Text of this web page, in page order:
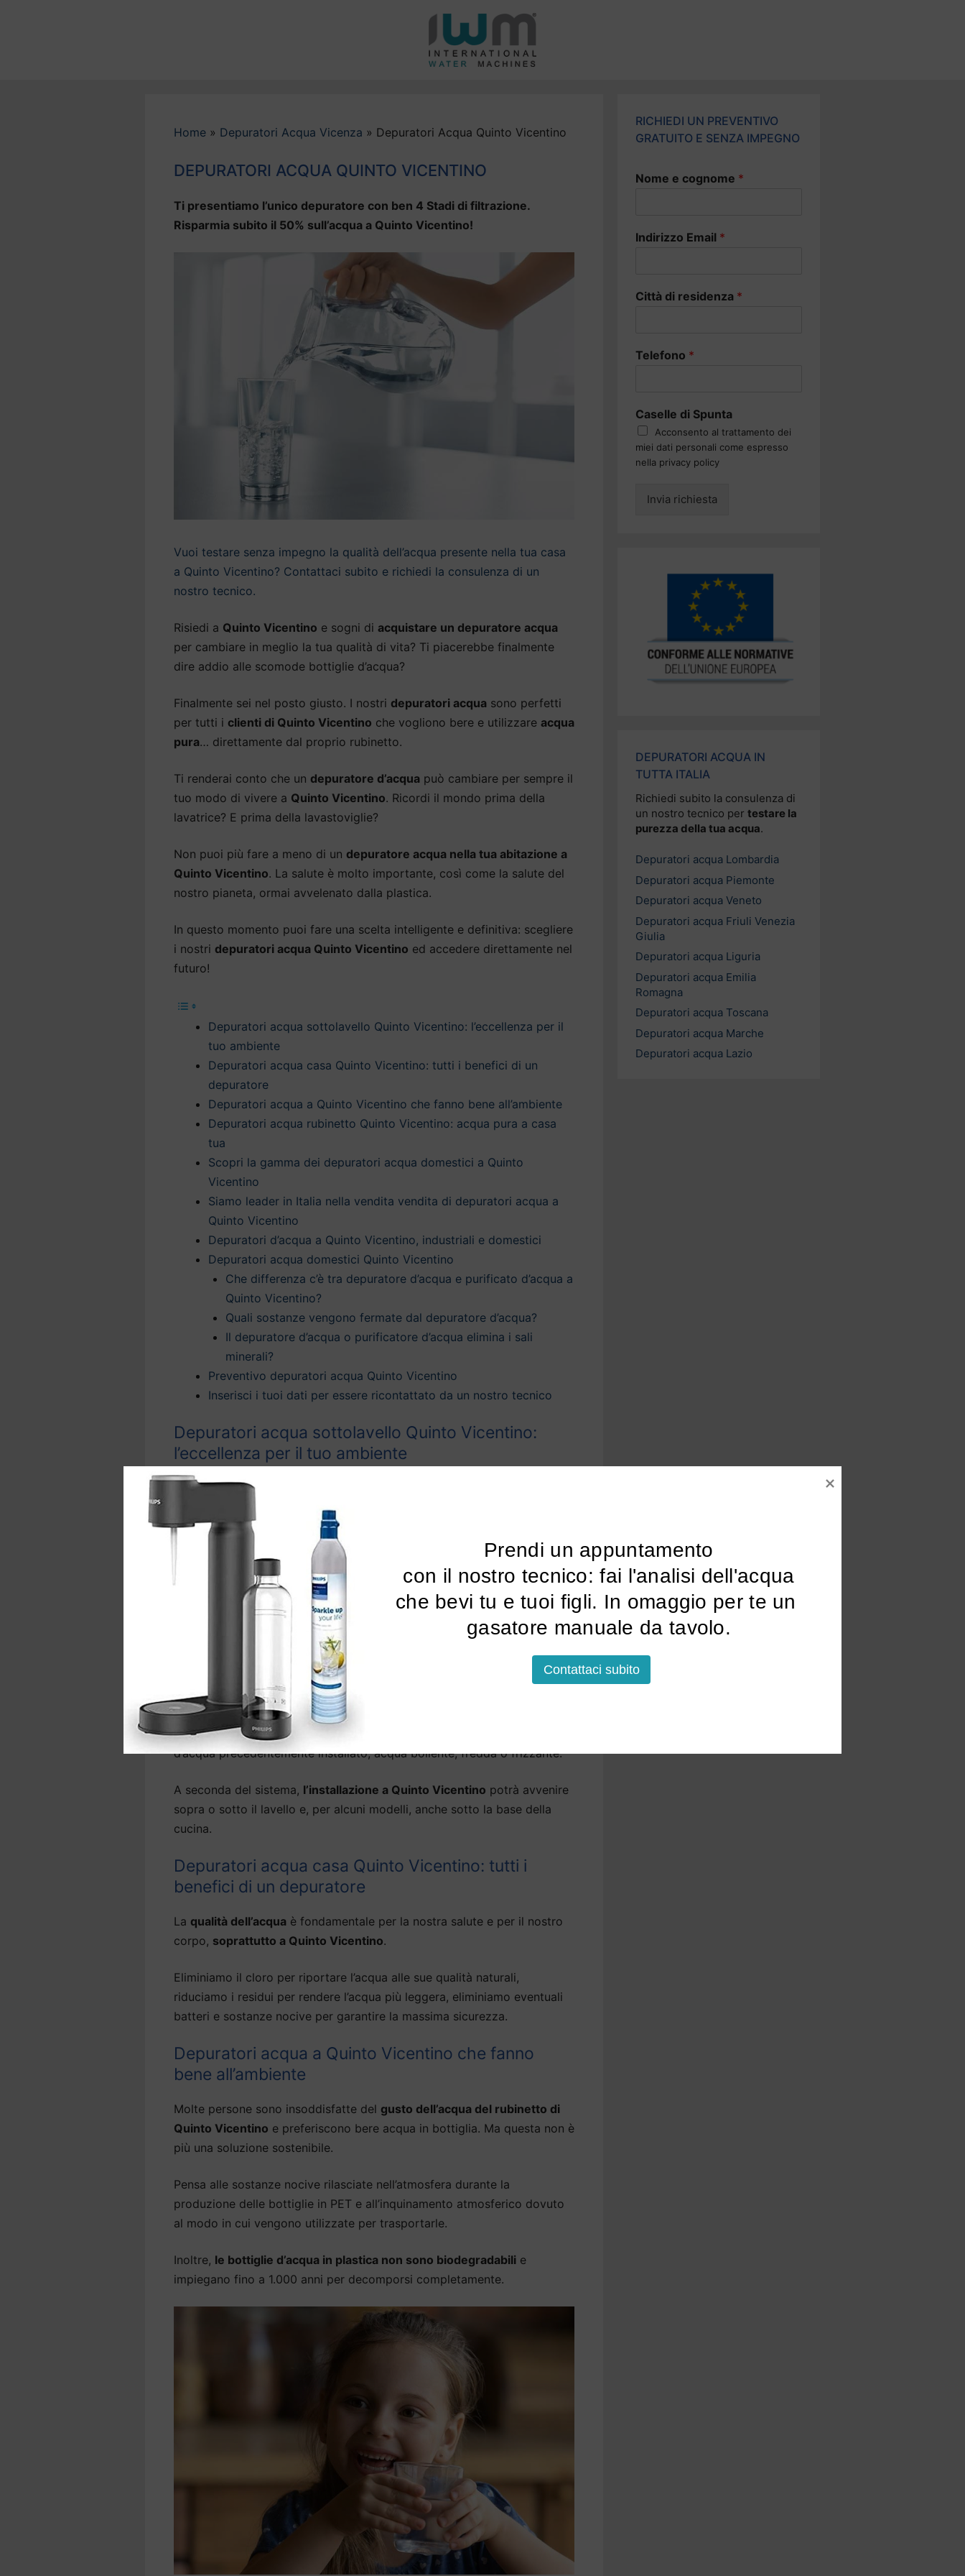
Home » Depuratori Acqua Vicenza » Depuratori Acqua Quinto Vicentino
DEPURATORI ACQUA QUINTO VICENTINO
Ti presentiamo l’unico depuratore con ben 4 Stadi di filtrazione.
Risparmia subito il 50% sull’acqua a Quinto Vicentino!
Vuoi testare senza impegno la qualità dell’acqua presente nella tua casa
a Quinto Vicentino? Contattaci subito e richiedi la consulenza di un
nostro tecnico.
Risiedi a Quinto Vicentino e sogni di acquistare un depuratore acqua
per cambiare in meglio la tua qualità di vita? Ti piacerebbe finalmente
dire addio alle scomode bottiglie d’acqua?
Finalmente sei nel posto giusto. I nostri depuratori acqua sono perfetti
per tutti i clienti di Quinto Vicentino che vogliono bere e utilizzare acqua
pura… direttamente dal proprio rubinetto.
Ti renderai conto che un depuratore d’acqua può cambiare per sempre il
tuo modo di vivere a Quinto Vicentino. Ricordi il mondo prima della
lavatrice? E prima della lavastoviglie?
Non puoi più fare a meno di un depuratore acqua nella tua abitazione a
Quinto Vicentino. La salute è molto importante, così come la salute del
nostro pianeta, ormai avvelenato dalla plastica.
In questo momento puoi fare una scelta intelligente e definitiva: scegliere
i nostri depuratori acqua Quinto Vicentino ed accedere direttamente nel
futuro!
Depuratori acqua sottolavello Quinto Vicentino: l’eccellenza per il
tuo ambiente
Depuratori acqua casa Quinto Vicentino: tutti i benefici di un
depuratore
Depuratori acqua a Quinto Vicentino che fanno bene all’ambiente
Depuratori acqua rubinetto Quinto Vicentino: acqua pura a casa
tua
Scopri la gamma dei depuratori acqua domestici a Quinto
Vicentino
Siamo leader in Italia nella vendita vendita di depuratori acqua a
Quinto Vicentino
Depuratori d’acqua a Quinto Vicentino, industriali e domestici
Depuratori acqua domestici Quinto Vicentino
Che differenza c’è tra depuratore d’acqua e purificato d’acqua a
Quinto Vicentino?
Quali sostanze vengono fermate dal depuratore d’acqua?
Il depuratore d’acqua o purificatore d’acqua elimina i sali
minerali?
Preventivo depuratori acqua Quinto Vicentino
Inserisci i tuoi dati per essere ricontattato da un nostro tecnico
Depuratori acqua sottolavello Quinto Vicentino:
l’eccellenza per il tuo ambiente
Grazie aidepuratori d’acqua Quinto Vicentino
trattamento dell’acqua per la casa
sicura direttamente dal rubinetto di casa tua.
La nostra tecnologia offre una vasta gamma di sistemi di
domestica a Quinto Vicentinoche migliorano la qualità della tua acqua
del rubinetto , rimuovendo l’odore del cloro e ogni traccia di sostanze
nocive come arsenico, metalli pesanti, pfas, piombo e pesticidi.
depuratori per acqua di rubinetto a Quinto Vicentino
sono in grado anche di abbattere i residui fissi, rendendo l’acqua più
leggera.
La gamma comprende anche soluzioni che erogano, tramite il depuratore
d’acqua precedentemente installato, acqua bollente, fredda o frizzante.
A seconda del sistema, l’installazione a Quinto Vicentino potrà avvenire
sopra o sotto il lavello e, per alcuni modelli, anche sotto la base della
cucina.
Depuratori acqua casa Quinto Vicentino: tutti i
benefici di un depuratore
La qualità dell’acqua è fondamentale per la nostra salute e per il nostro
corpo, soprattutto a Quinto Vicentino.
Eliminiamo il cloro per riportare l’acqua alle sue qualità naturali,
riduciamo i residui per rendere l’acqua più leggera, eliminiamo eventuali
batteri e sostanze nocive per garantire la massima sicurezza.
Depuratori acqua a Quinto Vicentino che fanno
bene all’ambiente
Molte persone sono insoddisfatte del gusto dell’acqua del rubinetto di
Quinto Vicentino e preferiscono bere acqua in bottiglia. Ma questa non è
più una soluzione sostenibile.
Pensa alle sostanze nocive rilasciate nell’atmosfera durante la
produzione delle bottiglie in PET e all’inquinamento atmosferico dovuto
al modo in cui vengono utilizzate per trasportarle.
Inoltre, le bottiglie d’acqua in plastica non sono biodegradabili e
impiegano fino a 1.000 anni per decomporsi completamente.
RICHIEDI UN PREVENTIVO
GRATUITO E SENZA IMPEGNO
Nome e cognome *
Indirizzo Email *
Città di residenza *
Telefono *
Caselle di Spunta
Acconsento al trattamento dei
miei dati personali come espresso
nella privacy policy
Invia richiesta
DEPURATORI ACQUA IN
TUTTA ITALIA
Richiedi subito la consulenza di
un nostro tecnico per testare la
purezza della tua acqua.
Depuratori acqua Lombardia
Depuratori acqua Piemonte
Depuratori acqua Veneto
Depuratori acqua Friuli Venezia
Giulia
Depuratori acqua Liguria
Depuratori acqua Emilia
Romagna
Depuratori acqua Toscana
Depuratori acqua Marche
Depuratori acqua Lazio
Prendi un appuntamento
che bevi tu e tuoi figli. In omaggio per te un
gasatore manuale da tavolo.
Contattaci subito